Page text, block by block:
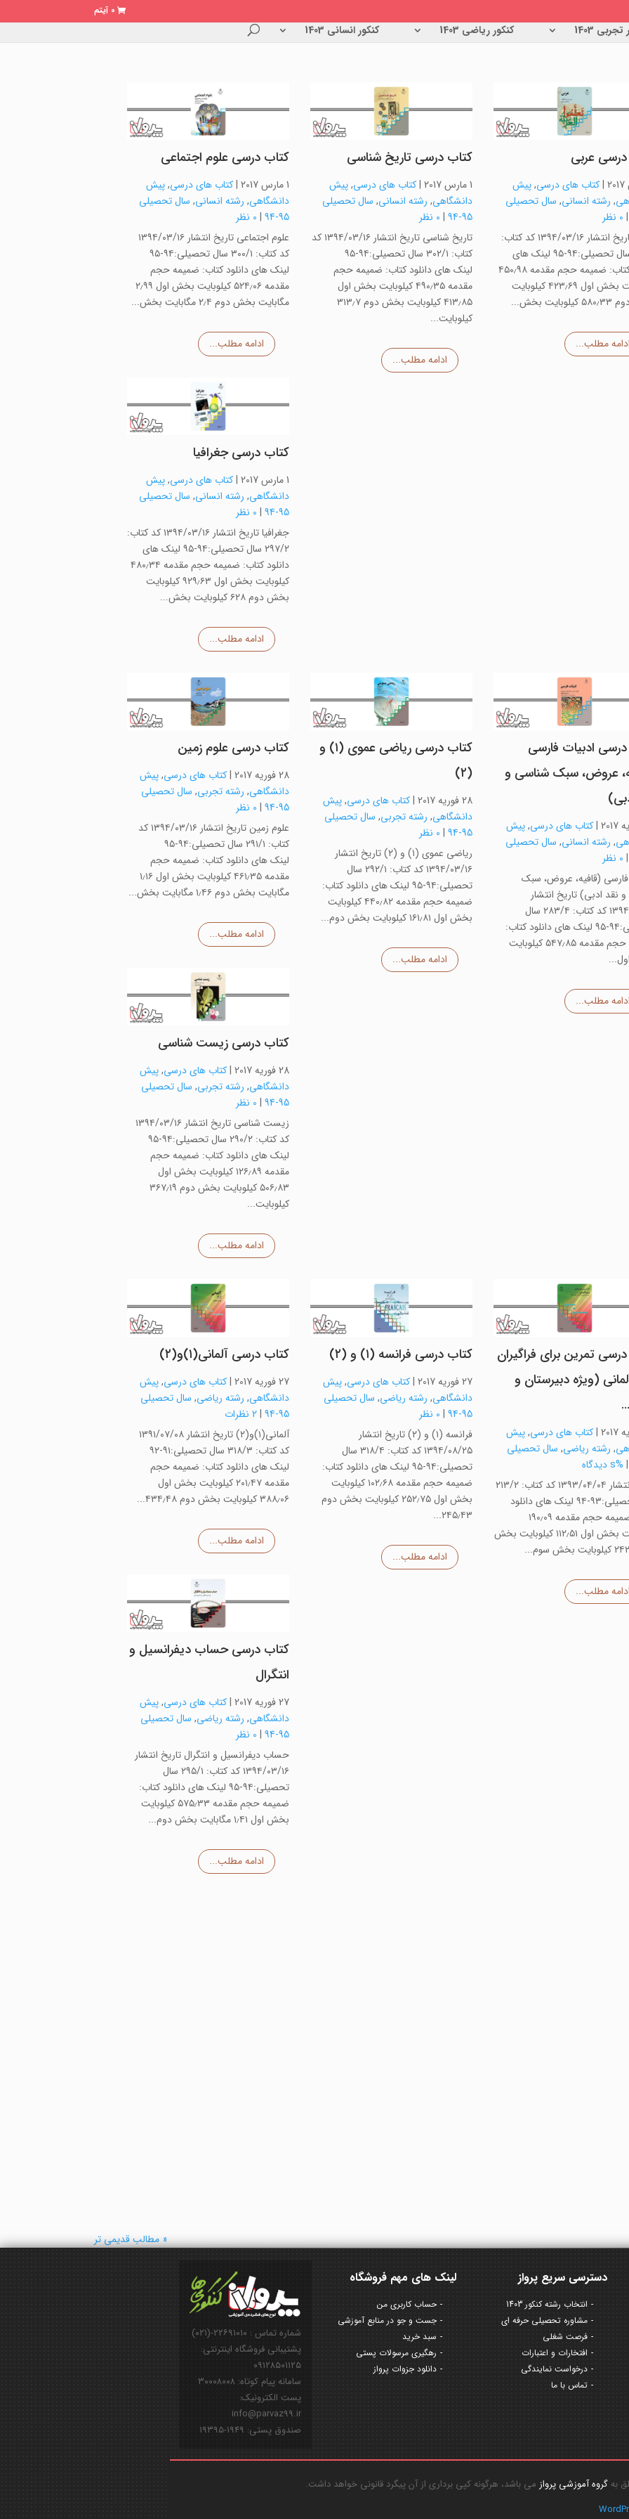
0 آیتم
1403 کنکور ریاضی 1403 کنکور انسانی 1403
عربی
|کتاب های درسی,پیش
, رشته انسانی, سال تحصیلی
0 نظر
عربی تاریخ انتشار ۱۳۹۴/۰۳/۱۶ کد کتاب:
۳۱۶/۱ سال تحصیلی:۹۴-۹۵ لینک های
دانلود کتاب: ضمیمه حجم مقدمه ۴۵۰٫۹۸
کیلوبایت بخش اول ۴۲۳٫۶۹ کیلوبایت
بخش...
مطلب...
کتاب درسی تاریخ شناسی
1 مارس 2017 |کتاب های درسی,پیش
دانشگاهی, رشته انسانی, سال تحصیلی
95-94
| 0 نظر
تاریخ شناسی تاریخ انتشار ۱۳۹۴/۰۳/۱۶ کد
کتاب: ۳۰۲/۱ سال تحصیلی:۹۴-۹۵
لینک های دانلود کتاب: ضمیمه حجم
مقدمه ۴۹۰٫۳۵ کیلوبایت بخش اول
۴۱۳٫۸۵ کیلوبایت بخش دوم ۳۱۳٫۷
کیلوبایت...
ادامه مطلب...
کتاب درسی علوم اجتماعی
1 مارس 2017 |کتاب های درسی,پیش
دانشگاهی, رشته انسانی, سال تحصیلی
95-94
| 0 نظر
علوم اجتماعی تاریخ انتشار ۱۳۹۴/۰۳/۱۶
کد کتاب: ۳۰۰/۱ سال تحصیلی:۹۴-۹۵
لینک های دانلود کتاب: ضمیمه حجم
مقدمه ۵۲۴٫۰۶ کیلوبایت بخش اول ۲٫۹۹
مگابایت بخش دوم ۲٫۴ مگابایت بخش...
ادامه مطلب...
کتاب درسی جغرافیا
1 مارس 2017 |کتاب های درسی,پیش
دانشگاهی, رشته انسانی, سال تحصیلی
95-94
| 0 نظر
جغرافیا تاریخ انتشار ۱۳۹۴/۰۳/۱۶ کد کتاب:
۲۹۷/۲ سال تحصیلی:۹۴-۹۵ لینک های
دانلود کتاب: ضمیمه حجم مقدمه ۴۸۰٫۳۴
کیلوبایت بخش اول ۹۲۹٫۶۳ کیلوبایت
بخش دوم ۶۲۸ کیلوبایت بخش...
ادامه مطلب...
ادبیات فارسی
عروض، سبک شناسی و
|کتاب های درسی,پیش
, رشته انسانی, سال تحصیلی
0 نظر
فارسی (قافیه، عروض، سبک
نقد ادبی) تاریخ انتشار
۱۳۹۴/۰۳/۱۶ کد کتاب: ۲۸۳/۴ سال
تحصیلی:۹۴-۹۵ لینک های دانلود کتاب:
ضمیمه حجم مقدمه ۵۴۷٫۸۵ کیلوبایت
مطلب...
کتاب درسی ریاضی عموی (۱) و
(۲)
28 فوریه 2017 |کتاب های درسی,پیش
دانشگاهی, رشته تجربی, سال تحصیلی
95-94
| 0 نظر
ریاضی عموی (۱) و (۲) تاریخ انتشار
۱۳۹۴/۰۳/۱۶ کد کتاب: ۲۹۲/۱ سال
تحصیلی:۹۴-۹۵ لینک های دانلود کتاب:
ضمیمه حجم مقدمه ۴۴۰٫۸۲ کیلوبایت
بخش اول ۱۶۱٫۸۱ کیلوبایت بخش دوم...
ادامه مطلب...
کتاب درسی علوم زمین
28 فوریه 2017 |کتاب های درسی,پیش
دانشگاهی, رشته تجربی, سال تحصیلی
95-94
| 0 نظر
علوم زمین تاریخ انتشار ۱۳۹۴/۰۳/۱۶ کد
کتاب: ۲۹۱/۱ سال تحصیلی:۹۴-۹۵
لینک های دانلود کتاب: ضمیمه حجم
مقدمه ۴۶۱٫۳۵ کیلوبایت بخش اول ۱٫۱۶
مگابایت بخش دوم ۱٫۴۶ مگابایت بخش...
ادامه مطلب...
کتاب درسی زیست شناسی
28 فوریه 2017 |کتاب های درسی,پیش
دانشگاهی, رشته تجربی, سال تحصیلی
95-94
| 0 نظر
زیست شناسی تاریخ انتشار ۱۳۹۴/۰۳/۱۶
کد کتاب: ۲۹۰/۲ سال تحصیلی:۹۴-۹۵
لینک های دانلود کتاب: ضمیمه حجم
مقدمه ۱۲۶٫۸۹ کیلوبایت بخش اول
۵۰۶٫۸۳ کیلوبایت بخش دوم ۳۶۷٫۱۹
کیلوبایت...
ادامه مطلب...
تمرین برای فراگیران
(ویژه دبیرستان و
|کتاب های درسی,پیش
, رشته ریاضی, سال تحصیلی
%s دیدگاه
تاریخ انتشار ۱۳۹۳/۰۴/۰۴ کد کتاب: ۲۱۳/۲
سال تحصیلی:۹۳-۹۴ لینک های دانلود
کتاب: ضمیمه حجم مقدمه ۱۹۰٫۰۹
کیلوبایت بخش اول ۱۱۲٫۵۱ کیلوبایت بخش
مطلب...
کتاب درسی فرانسه (۱) و (۲)
27 فوریه 2017 |کتاب های درسی,پیش
دانشگاهی, رشته ریاضی, سال تحصیلی
95-94
| 0 نظر
فرانسه (۱) و (۲) تاریخ انتشار
۱۳۹۴/۰۸/۲۵ کد کتاب: ۳۱۸/۴ سال
تحصیلی:۹۴-۹۵ لینک های دانلود کتاب:
ضمیمه حجم مقدمه ۱۰۲٫۶۸ کیلوبایت
بخش اول ۲۵۲٫۷۵ کیلوبایت بخش دوم
۲۴۵٫۴۳...
ادامه مطلب...
کتاب درسی آلمانی(۱)و(۲)
27 فوریه 2017 |کتاب های درسی,پیش
دانشگاهی, رشته ریاضی, سال تحصیلی
95-94
|2 نظرات
آلمانی(۱)و(۲) تاریخ انتشار ۱۳۹۱/۰۷/۰۸
کد کتاب: ۳۱۸/۳ سال تحصیلی:۹۱-۹۲
لینک های دانلود کتاب: ضمیمه حجم
مقدمه ۲۰۱٫۴۷ کیلوبایت بخش اول
۳۸۸٫۰۶ کیلوبایت بخش دوم ۴۳۴٫۴۸...
ادامه مطلب...
کتاب درسی حساب دیفرانسیل و
انتگرال
27 فوریه 2017 |کتاب های درسی,پیش
دانشگاهی, رشته ریاضی, سال تحصیلی
95-94
| 0 نظر
حساب دیفرانسیل و انتگرال تاریخ انتشار
۱۳۹۴/۰۳/۱۶ کد کتاب: ۲۹۵/۱ سال
تحصیلی:۹۴-۹۵ لینک های دانلود کتاب:
ضمیمه حجم مقدمه ۵۷۵٫۳۳ کیلوبایت
بخش اول ۱٫۴۱ مگابایت بخش دوم...
ادامه مطلب...
« مطالب قدیمی تر
شماره تماس : ۲۲۶۹۱۰۱۰-(۰۲۱)
پشتیبانی فروشگاه اینترنتی:
۰۹۱۲۸۵۰۱۱۲۵
سامانه پیام کوتاه: ۳۰۰۰۸۰۰۸
پست الکترونیک:
info@parvaz99.ir
صندوق پستی: ۱۹۴۹-۱۹۳۹۵
لینک های مهم فروشگاه
حساب کاربری من
جست و جو در منابع آموزشی
سبد خرید
رهگیری مرسولات پستی
دانلود جزوات پرواز
دسترسی سریع پرواز
انتخاب رشته کنکور 1403
مشاوره تحصیلی حرفه ای
فرصت شغلی
افتخارات و اعتبارات
درخواست نمایندگی
تماس با ما
گروه آموزشی پرواز می باشد، هرگونه کپی برداری از آن پیگرد قانونی خواهد داشت.